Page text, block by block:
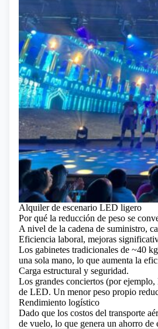
Alquiler de escenario LED ligero
Por qué la reducción de peso se
A nivel de la cadena de suministro,
Eficiencia laboral, mejoras
Los gabinetes tradicionales de ~40
una sola mano, lo que aumenta la
Carga estructural y seguridad.
Los grandes conciertos (por ejemplo,
de LED. Un menor peso propio
Rendimiento logístico
Dado que los costos del transporte
de vuelo, lo que genera un ahorro